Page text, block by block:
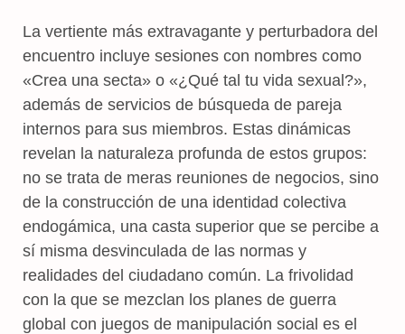
La vertiente más extravagante y perturbadora del
encuentro incluye sesiones con nombres como
«Crea una secta» o «¿Qué tal tu vida sexual?»,
además de servicios de búsqueda de pareja
internos para sus miembros. Estas dinámicas
revelan la naturaleza profunda de estos grupos:
no se trata de meras reuniones de negocios, sino
de la construcción de una identidad colectiva
endogámica, una casta superior que se percibe a
sí misma desvinculada de las normas y
realidades del ciudadano común. La frivolidad
con la que se mezclan los planes de guerra
global con juegos de manipulación social es el